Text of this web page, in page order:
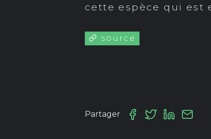
cette espèce qui est
source
Partager